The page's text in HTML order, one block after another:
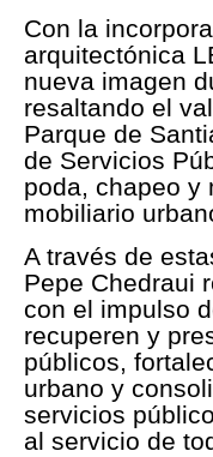
Con la
arquitectónica
nueva imagen
resaltando el
Parque de
de Servicios
poda, chapeo y
mobiliario
A través de
Pepe Chedraui
con el impulso
recuperen y
públicos,
urbano y
servicios
al servicio de